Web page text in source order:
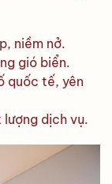
niềm nở.
gió biển.
quốc tế, yên
dịch vụ.